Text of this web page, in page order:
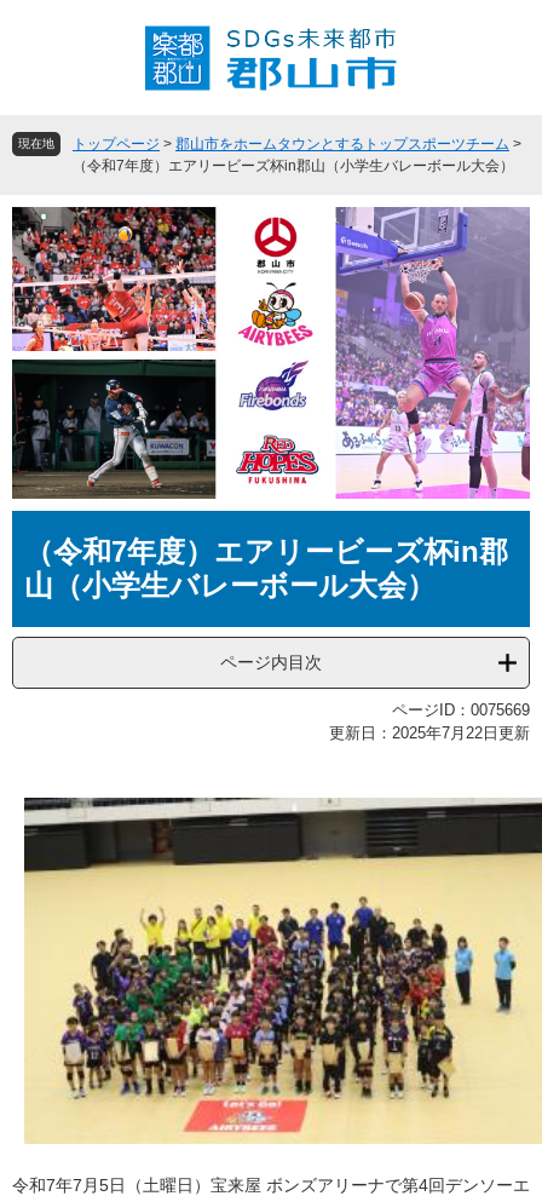
頭
。
飛
て
本
文
へ
現在地 トップページ > 郡山市をホームタウンとするトップスポーツチーム >
（令和7年度）エアリービーズ杯in郡山（小学生バレーボール大会）
（令和7年度）エアリービーズ杯in郡
山（小学生バレーボール大会）
ページ内目次
ページID：0075669
更新日：2025年7月22日更新
令和7年7月5日（土曜日）宝来屋 ボンズアリーナで第4回デンソーエ